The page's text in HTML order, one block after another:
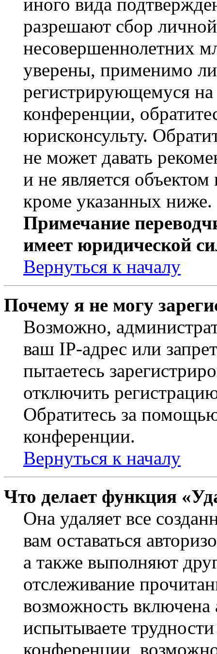
разрешают сбор
несовершеннолетних
уверены, применимо
регистрирующемуся
конференции,
юрисконсульту.
не может давать
и не является
кроме указанных ниже.
Примечание
имеет юридической
Вернуться к началу
Почему я не могу
Возможно,
ваш IP-адрес или
пытаетесь
отключить
Обратитесь за
конференции.
Вернуться к началу
Что делает функция
Она удаляет все
вам оставаться
а также выполняют
отслеживание
возможность
испытываете
конференции,